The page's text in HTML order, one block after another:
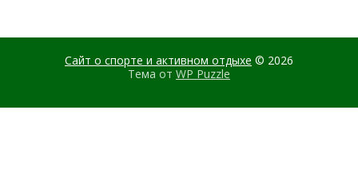
Сайт о спорте и активном отдыхе © 2026
Тема от WP Puzzle